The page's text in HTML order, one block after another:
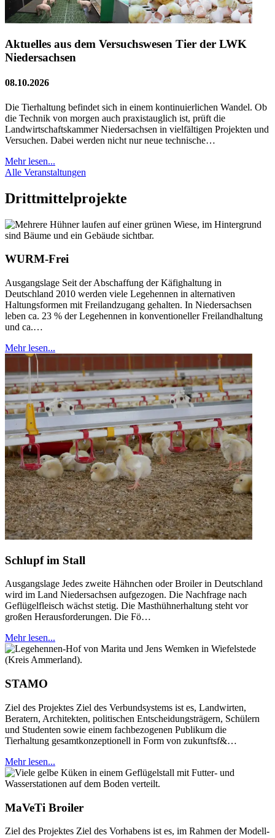
Aktuelles aus dem Versuchswesen Tier der LWK
Niedersachsen
08.10.2026
Die Tierhaltung befindet sich in einem kontinuierlichen Wandel. Ob
die Technik von morgen auch praxistauglich ist, prüft die
Landwirtschaftskammer Niedersachsen in vielfältigen Projekten und
Versuchen. Dabei werden nicht nur neue technische…
Mehr lesen...
Alle Veranstaltungen
Drittmittelprojekte
WURM-Frei
Ausgangslage Seit der Abschaffung der Käfighaltung in
Deutschland 2010 werden viele Legehennen in alternativen
Haltungsformen mit Freilandzugang gehalten. In Niedersachsen
leben ca. 23 % der Legehennen in konventioneller Freilandhaltung
und ca.…
Mehr lesen...
Schlupf im Stall
Ausgangslage Jedes zweite Hähnchen oder Broiler in Deutschland
wird im Land Niedersachsen aufgezogen. Die Nachfrage nach
Geflügelfleisch wächst stetig. Die Masthühnerhaltung steht vor
großen Herausforderungen. Die Fö…
Mehr lesen...
STAMO
Ziel des Projektes Ziel des Verbundsystems ist es, Landwirten,
Beratern, Architekten, politischen Entscheidungsträgern, Schülern
und Studenten sowie einem fachbezogenen Publikum die
Tierhaltung gesamtkonzeptionell in Form von zukunftsf&…
Mehr lesen...
MaVeTi Broiler
Ziel des Projektes Ziel des Vorhabens ist es, im Rahmen der Modell-